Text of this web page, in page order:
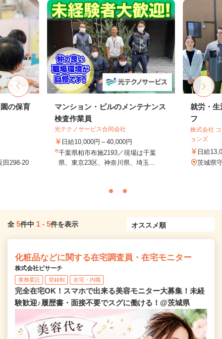
の保育
田298-20
マンション・ビルのメンテナンス
検査作業員
光テクノサービス合同会社
日給10,000円～40,000円
千葉県柏市布施2193／現場は千葉
県、東京23区、神奈川県、埼玉...
就労・生
フ
株式会社
ョンズ
日給
茨城県
全 5件中 1 - 5件を表示
化粧品などに関する在宅調査員・在宅モニター
株式会社ビサーチ
業務委託 登録制 在宅・内職
完全在宅OK！スマホで出来る美容モニター大募集！未経
験歓迎♪履歴書・面接不要でスグに働ける！@茨城県